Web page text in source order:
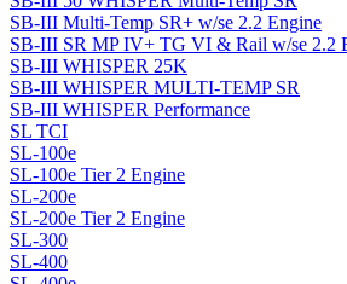
SB-III Multi-Temp SR+ w/se 2.2 Engine
SB-III SR MP IV+ TG VI & Rail w/se 2.2
SB-III WHISPER 25K
SB-III WHISPER MULTI-TEMP SR
SB-III WHISPER Performance
SL TCI
SL-100e
SL-100e Tier 2 Engine
SL-200e
SL-200e Tier 2 Engine
SL-300
SL-400